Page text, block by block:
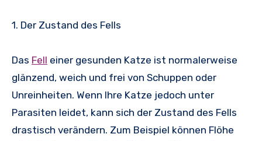
1. Der Zustand des Fells
Das Fell einer gesunden Katze ist normalerweise
glänzend, weich und frei von Schuppen oder
Unreinheiten. Wenn Ihre Katze jedoch unter
Parasiten leidet, kann sich der Zustand des Fells
drastisch verändern. Zum Beispiel können Flöhe